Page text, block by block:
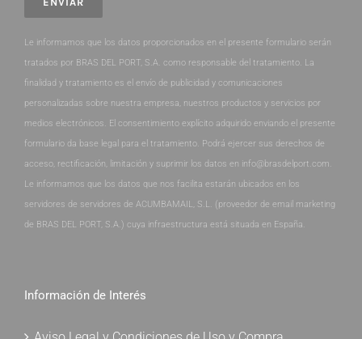
Le informamos que los datos proporcionados en el presente formulario serán
tratados por BRAS DEL PORT, S.A. como responsable del tratamiento. La
finalidad y tratamiento es el envío de publicidad y comunicaciones
personalizadas sobre nuestra empresa, nuestros productos y servicios por
medios electrónicos. El consentimiento explícito adquirido enviando el presente
formulario da base legal para el tratamiento. Podrá ejercer sus derechos de
acceso, rectificación, limitación y suprimir los datos en info@brasdelport.com.
Le informamos que los datos que nos facilita estarán ubicados en los
servidores de servidores de ACUMBAMAIL, S.L. (proveedor de email marketing
de BRAS DEL PORT, S.A.) cuya infraestructura está situada en España.
Información de Interés